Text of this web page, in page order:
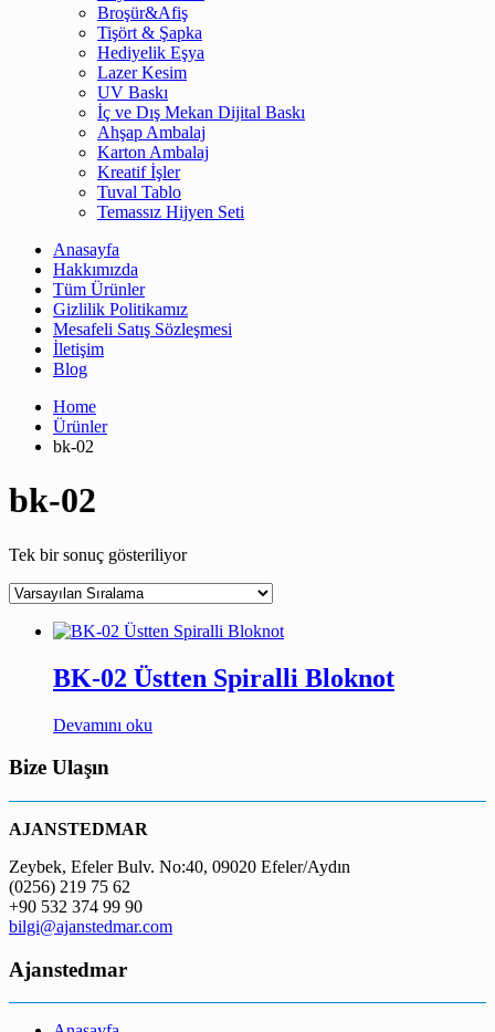
Broşür&Afiş
Tişört & Şapka
Hediyelik Eşya
Lazer Kesim
UV Baskı
İç ve Dış Mekan Dijital Baskı
Ahşap Ambalaj
Karton Ambalaj
Kreatif İşler
Tuval Tablo
Temassız Hijyen Seti
Anasayfa
Hakkımızda
Tüm Ürünler
Gizlilik Politikamız
Mesafeli Satış Sözleşmesi
İletişim
Blog
Home
Ürünler
bk-02
bk-02
Tek bir sonuç gösteriliyor
BK-02 Üstten Spiralli Bloknot
Devamını oku
Bize Ulaşın
AJANSTEDMAR
Zeybek, Efeler Bulv. No:40, 09020 Efeler/Aydın
(0256) 219 75 62
+90 532 374 99 90
bilgi@ajanstedmar.com
Ajanstedmar